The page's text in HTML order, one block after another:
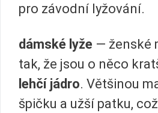
pro závodní lyžování.
dámské lyže — ženské
tak, že jsou o něco
lehčí jádro. Většinou
špičku a užší patku,